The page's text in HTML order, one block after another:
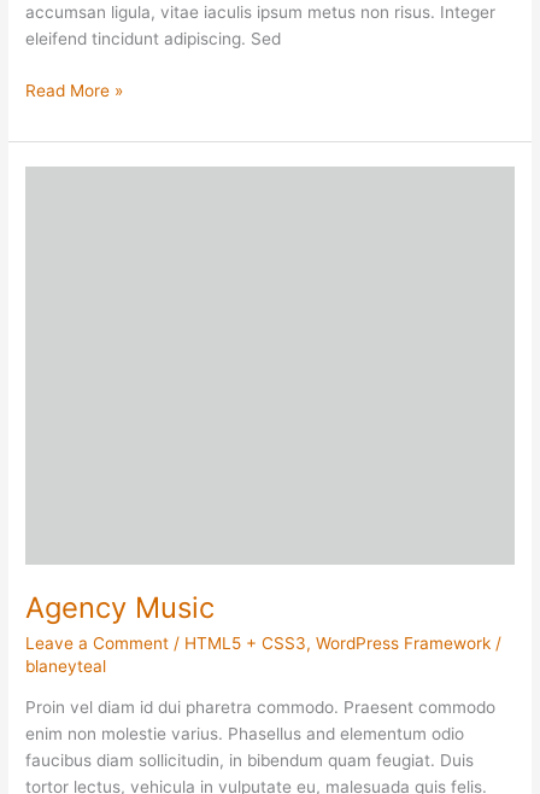
accumsan ligula, vitae iaculis ipsum metus non risus. Integer
eleifend tincidunt adipiscing. Sed
Read More »
Agency Music
Leave a Comment / HTML5 + CSS3,WordPress Framework /
blaneyteal
Proin vel diam id dui pharetra commodo. Praesent commodo
enim non molestie varius. Phasellus and elementum odio
faucibus diam sollicitudin, in bibendum quam feugiat. Duis
tortor lectus, vehicula in vulputate eu, malesuada quis felis.